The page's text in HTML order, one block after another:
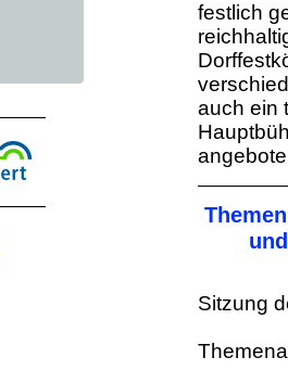
festlich
auch ein
Sitzung